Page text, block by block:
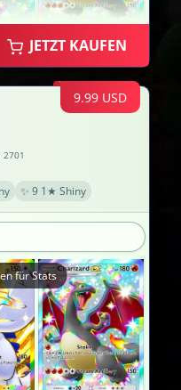
JETZT KAUFEN
9.99 USD
2701
✨ 9 1★ Shiny
für Stats